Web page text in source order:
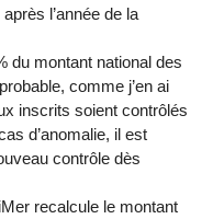
l’année de la
du montant national des
comme j’en ai
inscrits soient contrôlés
d’anomalie, il est
contrôle dès
recalcule le montant